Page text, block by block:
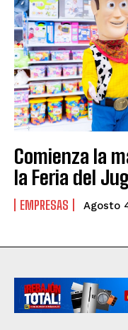
Comienza la
la Feria del
EMPRESAS Agosto